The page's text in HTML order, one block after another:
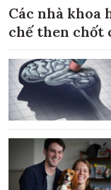
Các nhà khoa
chế then chốt